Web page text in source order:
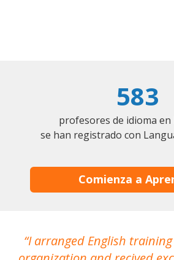
583
profesores de idioma
se han registrado con
Comienza a
I arranged English